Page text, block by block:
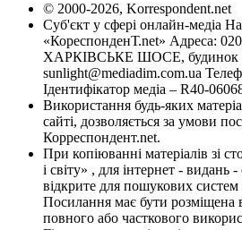
© 2000-2026, Korrespondent.net
Суб'єкт у сфері онлайн-медіа
«КореспонденТ.net» Адреса:
ХАРКІВСЬКЕ ШОСЕ, будинок
sunlight@mediadim.com.ua
Ідентифікатор медіа – R40-
Використання будь-яких
сайті, дозволяється за умови
Корреспондент.net.
При копіюванні матеріалів зі
і світу» , для інтернет - видань
відкрите для пошукових систем
Посилання має бути розміщена
повного або часткового